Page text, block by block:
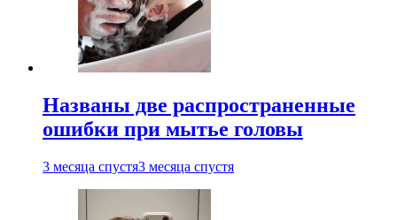
Названы две распространенные
ошибки при мытье головы
3 месяца спустя3 месяца спустя